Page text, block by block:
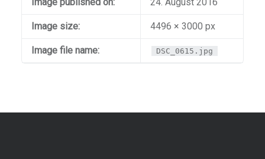
Image size: 4496 × 3000 px
Image file name: DSC_0615.jpg